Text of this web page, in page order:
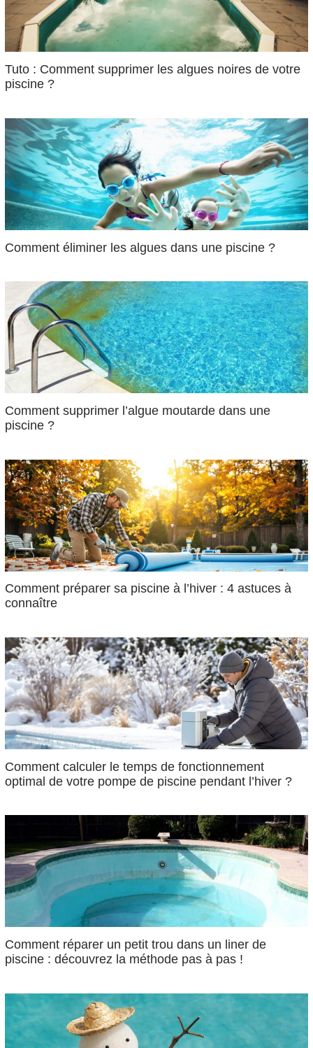
Tuto : Comment supprimer les algues noires de votre
piscine ?
Comment éliminer les algues dans une piscine ?
Comment supprimer l’algue moutarde dans une
piscine ?
Comment préparer sa piscine à l’hiver : 4 astuces à
connaître
Comment calculer le temps de fonctionnement
optimal de votre pompe de piscine pendant l’hiver ?
Comment réparer un petit trou dans un liner de
piscine : découvrez la méthode pas à pas !